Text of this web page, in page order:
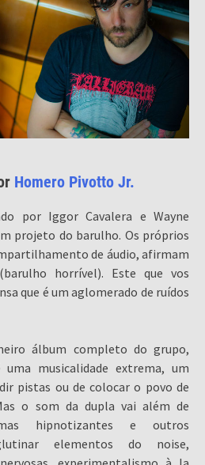
Homero Pivotto Jr.
por Iggor Cavalera e Wayne
projeto do barulho. Os próprios
de áudio, afirmam
horrível). Este que vos
que é um aglomerado de ruídos
álbum completo do grupo,
uma musicalidade extrema, um
pistas ou de colocar o povo de
o som da dupla vai além de
hipnotizantes e outros
elementos do noise,